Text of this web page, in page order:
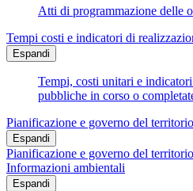
Atti di programmazione delle
Tempi costi e indicatori di
Espandi
Tempi, costi unitari e
pubbliche in corso o
Pianificazione e governo del territorio
Espandi
Pianificazione e governo del territorio
Informazioni ambientali
Espandi